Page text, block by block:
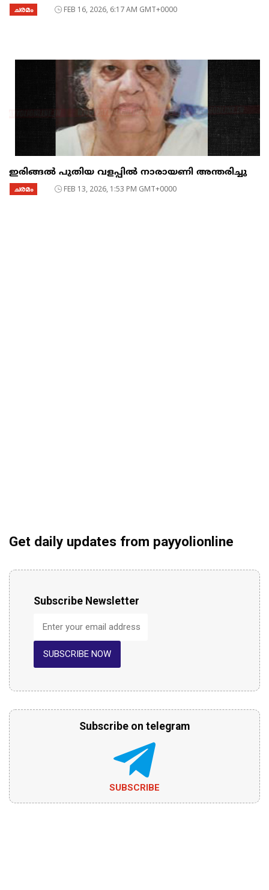
ചരമം FEB 16, 2026, 6:17 AM GMT+0000
ഇരിങ്ങൽ പുതിയ വളപ്പിൽ നാരായണി അന്തരിച്ചു
ചരമം FEB 13, 2026, 1:53 PM GMT+0000
Get daily updates from payyolionline
Subscribe Newsletter
SUBSCRIBE NOW
Subscribe on telegram
SUBSCRIBE